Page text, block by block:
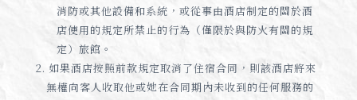
消防或其他設備和系統，或從事由酒店制定的關於酒
店使用的規定所禁止的行為（僅限於與防火有關的規
定）旅館。
2. 如果酒店按照前款規定取消了住宿合同，則該酒店將來
無權向客人收取他或她在合同期內未收到的任何服務的